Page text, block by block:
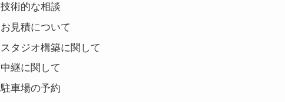
技術的な相談
お見積について
スタジオ構築に関して
中継に関して
駐車場の予約